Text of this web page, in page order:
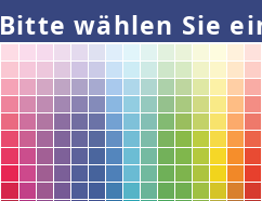
Bitte wählen Sie